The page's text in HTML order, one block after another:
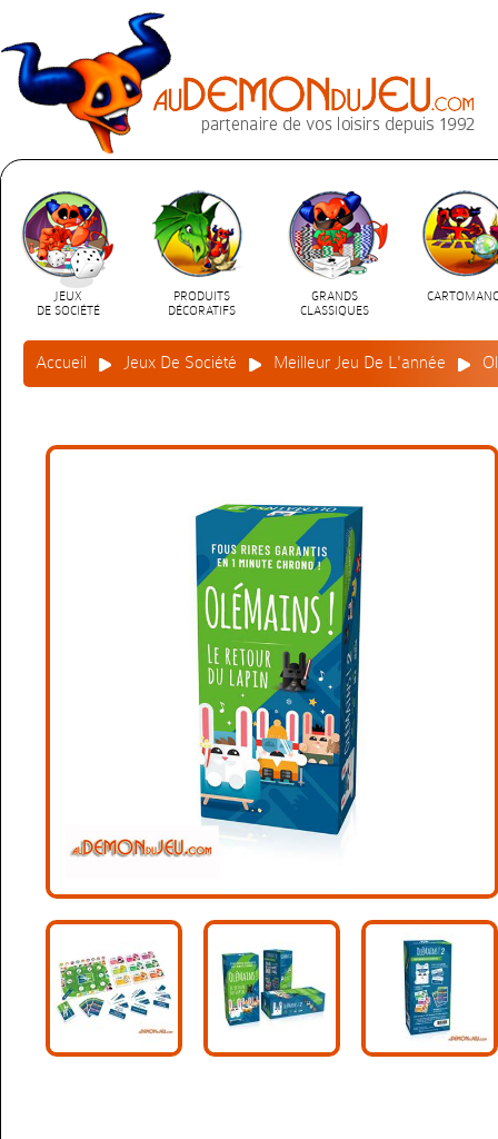
JEUX
DE SOCIÉTÉ
PRODUITS
DÉCORATIFS
GRANDS
CLASSIQUES
Accueil Jeux De Société Meilleur Jeu De L'année